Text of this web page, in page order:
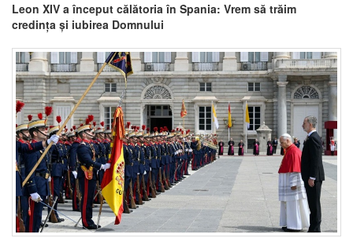
Leon XIV a început călătoria în Spania: Vrem să trăim
credința și iubirea Domnului